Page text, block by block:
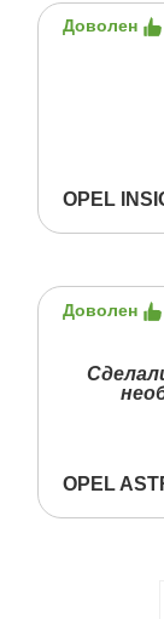
Доволен
OPEL
Доволен
OPEL